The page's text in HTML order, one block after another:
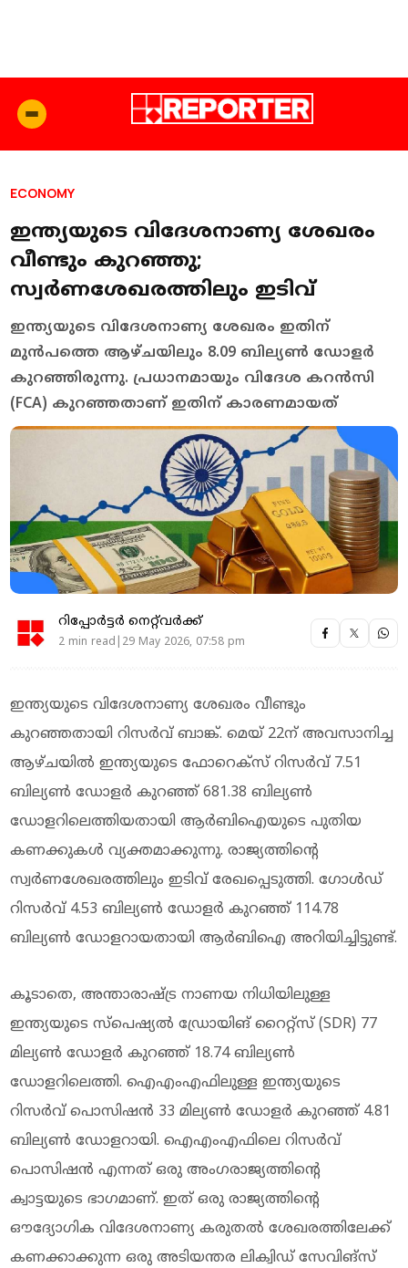
ECONOMY
ഇന്ത്യയുടെ വിദേശനാണ്യ ശേഖരം
വീണ്ടും കുറഞ്ഞു;
സ്വര്‍ണശേഖരത്തിലും ഇടിവ്
ഇന്ത്യയുടെ വിദേശനാണ്യ ശേഖരം ഇതിന്
മുന്‍പത്തെ ആഴ്ചയിലും 8.09 ബില്യണ്‍ ഡോളര്‍
കുറഞ്ഞിരുന്നു. പ്രധാനമായും വിദേശ കറന്‍സി
(FCA) കുറഞ്ഞതാണ് ഇതിന് കാരണമായത്
റിപ്പോർട്ടർ നെറ്റ്‌വര്‍ക്ക്‌
2 min read|29 May 2026, 07:58 pm
ഇന്ത്യയുടെ വിദേശനാണ്യ ശേഖരം വീണ്ടും
കുറഞ്ഞതായി റിസര്‍വ് ബാങ്ക്. മെയ് 22ന് അവസാനിച്ച
ആഴ്ചയില്‍ ഇന്ത്യയുടെ ഫോറെക്‌സ് റിസര്‍വ് 7.51
ബില്യണ്‍ ഡോളര്‍ കുറഞ്ഞ് 681.38 ബില്യണ്‍
ഡോളറിലെത്തിയതായി ആര്‍ബിഐയുടെ പുതിയ
കണക്കുകള്‍ വ്യക്തമാക്കുന്നു. രാജ്യത്തിന്റെ
സ്വര്‍ണശേഖരത്തിലും ഇടിവ് രേഖപ്പെടുത്തി. ഗോള്‍ഡ്
റിസര്‍വ് 4.53 ബില്യണ്‍ ഡോളര്‍ കുറഞ്ഞ് 114.78
ബില്യണ്‍ ഡോളറായതായി ആര്‍ബിഐ അറിയിച്ചിട്ടുണ്ട്.
കൂടാതെ, അന്താരാഷ്ട്ര നാണയ നിധിയിലുള്ള
ഇന്ത്യയുടെ സ്‌പെഷ്യല്‍ ഡ്രോയിങ് റൈറ്റ്‌സ് (SDR) 77
മില്യണ്‍ ഡോളര്‍ കുറഞ്ഞ് 18.74 ബില്യണ്‍
ഡോളറിലെത്തി. ഐഎംഎഫിലുള്ള ഇന്ത്യയുടെ
റിസര്‍വ് പൊസിഷന്‍ 33 മില്യണ്‍ ഡോളര്‍ കുറഞ്ഞ് 4.81
ബില്യണ്‍ ഡോളറായി. ഐഎംഎഫിലെ റിസര്‍വ്
പൊസിഷന്‍ എന്നത് ഒരു അംഗരാജ്യത്തിന്റെ
ക്വാട്ടയുടെ ഭാഗമാണ്. ഇത് ഒരു രാജ്യത്തിന്റെ
ഔദ്യോഗിക വിദേശനാണ്യ കരുതല്‍ ശേഖരത്തിലേക്ക്
കണക്കാക്കുന്ന ഒരു അടിയന്തര ലിക്വിഡ് സേവിങ്‌സ്